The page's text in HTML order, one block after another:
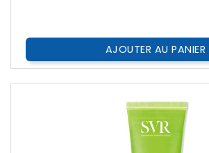
AJOUTER AU PANIER